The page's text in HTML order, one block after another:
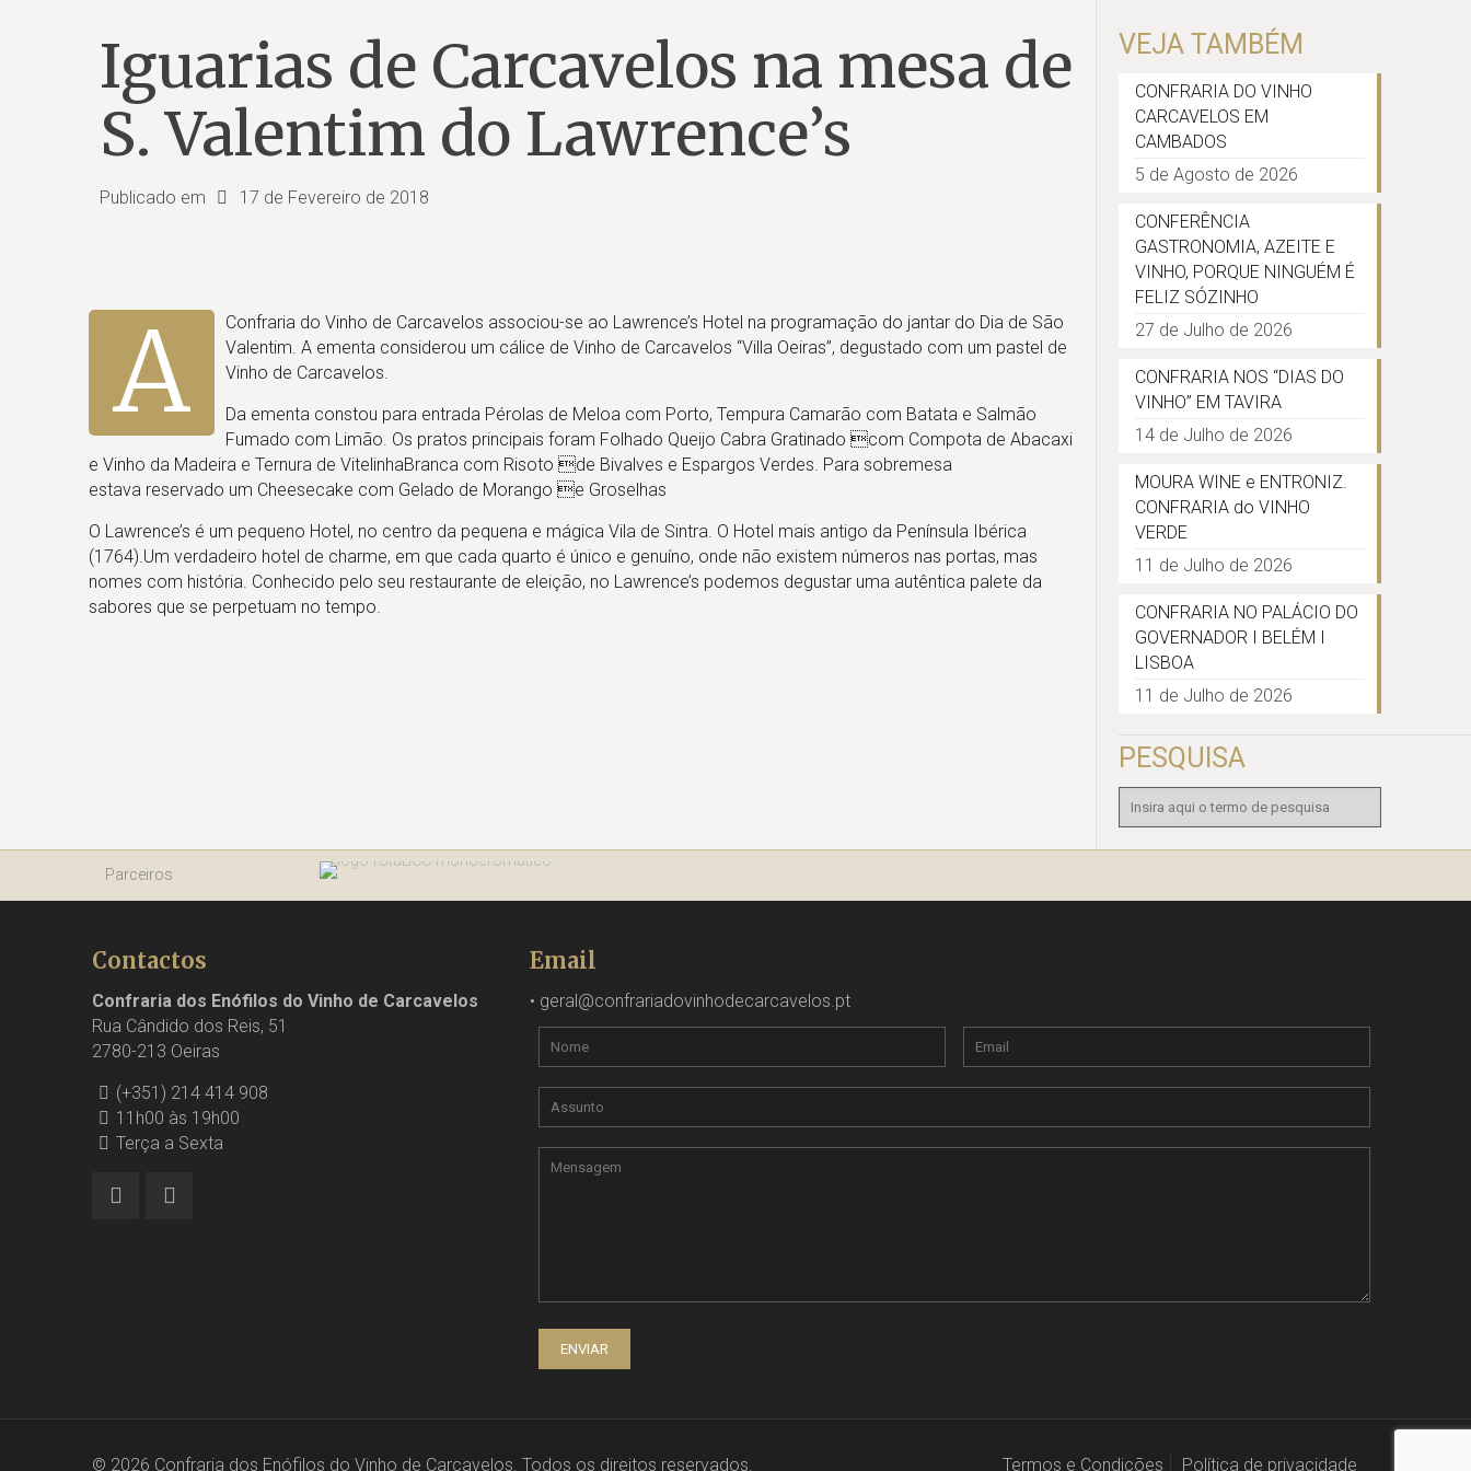
Iguarias de Carcavelos na mesa de
S. Valentim do Lawrence’s
Publicado em 17 de Fevereiro de 2018
A
Confraria do Vinho de Carcavelos associou-se ao Lawrence’s Hotel na programação do jantar do Dia de São
Valentim. A ementa considerou um cálice de Vinho de Carcavelos “Villa Oeiras”, degustado com um pastel de
Vinho de Carcavelos.
Da ementa constou para entrada Pérolas de Meloa com Porto, Tempura Camarão com Batata e Salmão
Fumado com Limão. Os pratos principais foram Folhado Queijo Cabra Gratinado com Compota de Abacaxi
e Vinho da Madeira e Ternura de VitelinhaBranca com Risoto de Bivalves e Espargos Verdes. Para sobremesa
estava reservado um Cheesecake com Gelado de Morango e Groselhas
O Lawrence’s é um pequeno Hotel, no centro da pequena e mágica Vila de Sintra. O Hotel mais antigo da Península Ibérica
(1764).Um verdadeiro hotel de charme, em que cada quarto é único e genuíno, onde não existem números nas portas, mas
nomes com história. Conhecido pelo seu restaurante de eleição, no Lawrence’s podemos degustar uma autêntica palete da
sabores que se perpetuam no tempo.
VEJA TAMBÉM
CONFRARIA DO VINHO
CARCAVELOS EM
CAMBADOS
5 de Agosto de 2026
CONFERÊNCIA
GASTRONOMIA, AZEITE E
VINHO, PORQUE NINGUÉM É
FELIZ SÓZINHO
27 de Julho de 2026
CONFRARIA NOS “DIAS DO
VINHO” EM TAVIRA
14 de Julho de 2026
MOURA WINE e ENTRONIZ.
CONFRARIA do VINHO
VERDE
11 de Julho de 2026
CONFRARIA NO PALÁCIO DO
GOVERNADOR I BELÉM I
LISBOA
11 de Julho de 2026
PESQUISA
Parceiros
Contactos
Confraria dos Enófilos do Vinho de Carcavelos
Rua Cândido dos Reis, 51
2780-213 Oeiras
(+351) 214 414 908
11h00 às 19h00
Terça a Sexta
Email
• geral@confrariadovinhodecarcavelos.pt
© 2026 Confraria dos Enófilos do Vinho de Carcavelos. Todos os direitos reservados. Termos e Condições Política de privacidade